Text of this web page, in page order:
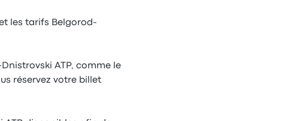
les tarifs Belgorod-
ATP, comme le
réservez votre billet